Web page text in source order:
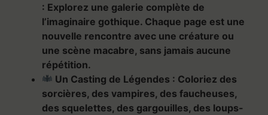
: Explorez une galerie complète de
l’imaginaire gothique. Chaque page est une
nouvelle rencontre avec une créature ou
une scène macabre, sans jamais aucune
répétition.
Un Casting de Légendes : Coloriez des
sorcières, des vampires, des faucheuses,
des squelettes, des gargouilles, des loups-